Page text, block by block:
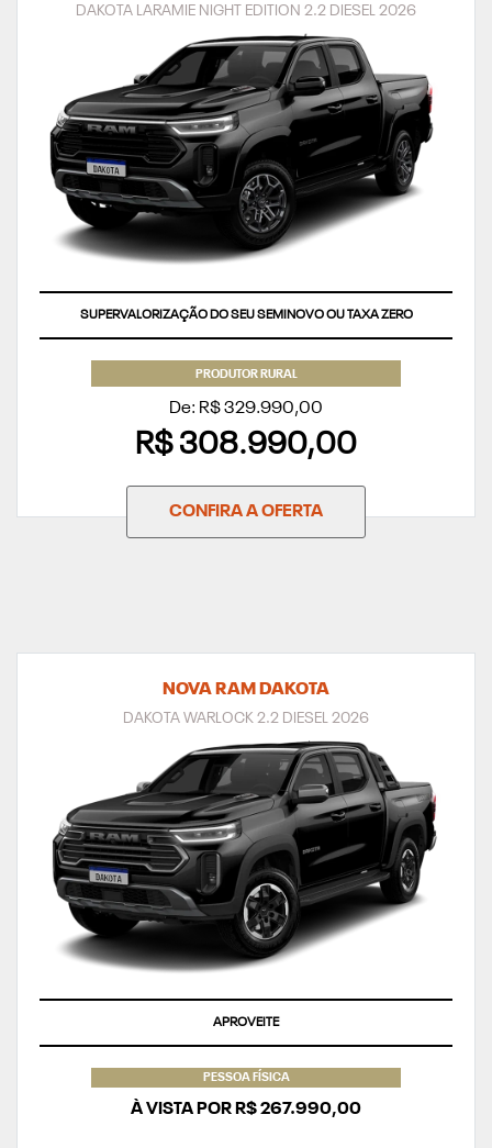
DAKOTA LARAMIE NIGHT EDITION 2.2 DIESEL 2026
SUPERVALORIZAÇÃO DO SEU SEMINOVO OU TAXA ZERO
PRODUTOR RURAL
De: R$ 329.990,00
R$ 308.990,00
CONFIRA A OFERTA
NOVA RAM DAKOTA
DAKOTA WARLOCK 2.2 DIESEL 2026
APROVEITE
PESSOA FÍSICA
À VISTA POR R$ 267.990,00